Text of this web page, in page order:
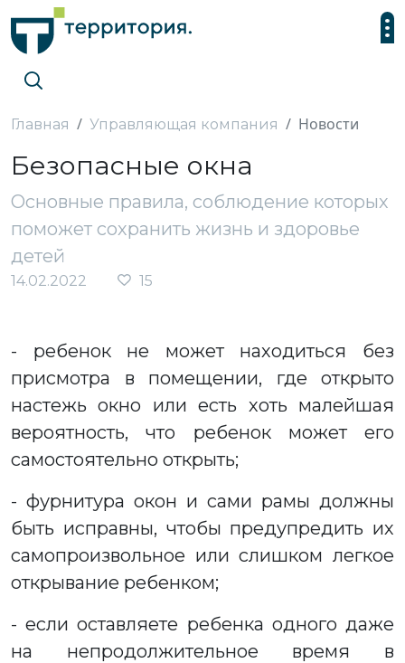
Главная Управляющая компания Новости
Безопасные окна
Основные правила, соблюдение которых
поможет сохранить жизнь и здоровье
детей
14.02.2022 15
- ребенок не может находиться без
присмотра в помещении, где открыто
настежь окно или есть хоть малейшая
вероятность, что ребенок может его
самостоятельно открыть;
- фурнитура окон и сами рамы должны
быть исправны, чтобы предупредить их
самопроизвольное или слишком легкое
открывание ребенком;
- если оставляете ребенка одного даже
на непродолжительное время в